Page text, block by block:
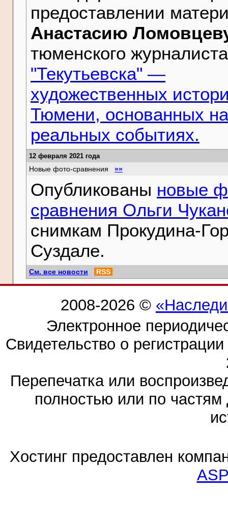
предоставлении
Анастасию
тюменского
"Текутьевска" —
художественных
Тюмени, основанных на
реальных событиях.
12 февраля 2021 года
Новые фото-сравнения »»
Опубликованы новые
сравнения Ольги
снимкам Прокудина-
Суздале.
См. все новости RSS
2008-2026 ©
Электронное
Свидетельство о
Перепечатка или
полностью или по частям
Хостинг предоставлен